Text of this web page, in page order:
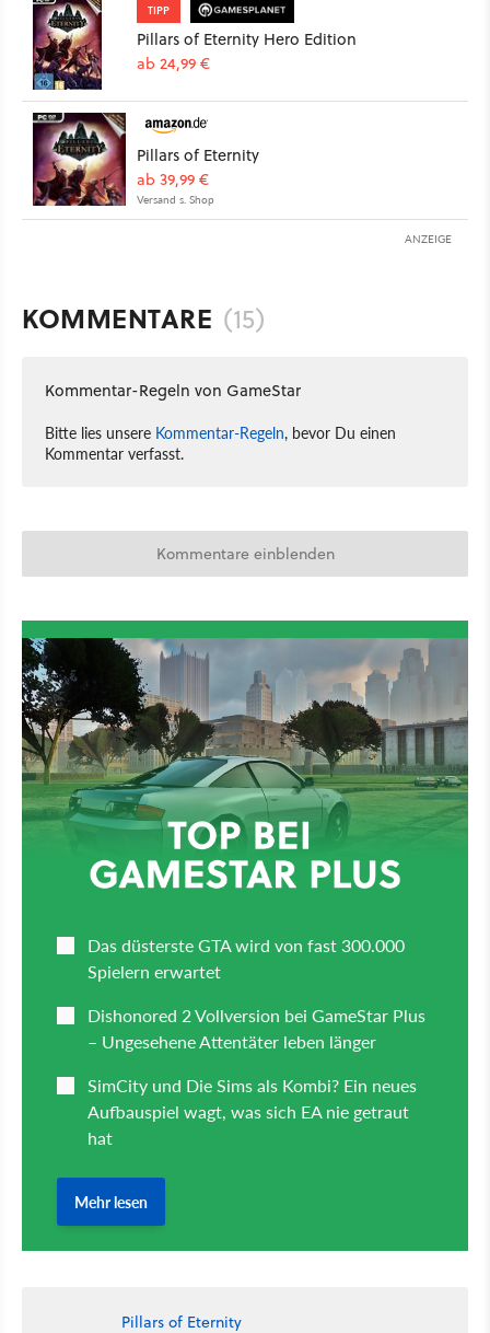
TIPP
Pillars of Eternity Hero Edition
ab 24,99 €
Pillars of Eternity
ab 39,99 €
Versand s. Shop
ANZEIGE
KOMMENTARE (15)
Kommentar-Regeln von GameStar
Bitte lies unsere Kommentar-Regeln, bevor Du einen
Kommentar verfasst.
Kommentare einblenden
Pillars of Eternity